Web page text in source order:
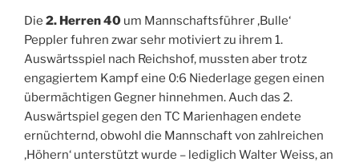
Die 2. Herren 40 um Mannschaftsführer ‚Bulle‘
Peppler fuhren zwar sehr motiviert zu ihrem 1.
Auswärtsspiel nach Reichshof, mussten aber trotz
engagiertem Kampf eine 0:6 Niederlage gegen einen
übermächtigen Gegner hinnehmen. Auch das 2.
Auswärtspiel gegen den TC Marienhagen endete
ernüchternd, obwohl die Mannschaft von zahlreichen
‚Höhern‘ unterstützt wurde – lediglich Walter Weiss, an